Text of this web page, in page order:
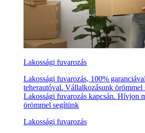
Lakossági fuvarozás
Lakossági fuvarozás, 100%
teherautóval. Vállalkozásunk örömmel
Lakossági fuvarozás kapcsán. Hívjon
örömmel segítünk
Lakossági fuvarozás